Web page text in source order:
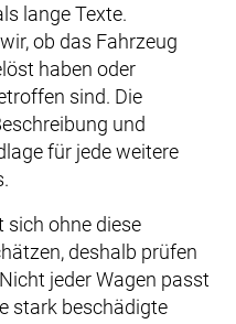
lange Texte.
ob das Fahrzeug
haben oder
sind. Die
und
für jede weitere
sich ohne diese
deshalb prüfen
jeder Wagen passt
stark beschädigte